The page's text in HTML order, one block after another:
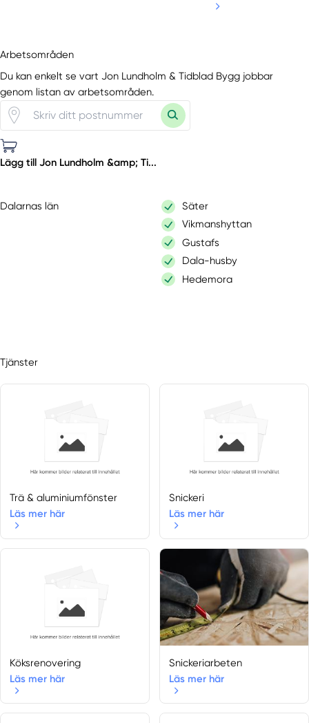
Arbetsområden
Du kan enkelt se vart Jon Lundholm & Tidblad Bygg jobbar
genom listan av arbetsområden.
Lägg till Jon Lundholm &amp; Ti...
Dalarnas län
Säter
Vikmanshyttan
Gustafs
Dala-husby
Hedemora
Tjänster
Trä & aluminiumfönster
Läs mer här
Snickeri
Läs mer här
Köksrenovering
Läs mer här
Snickeriarbeten
Läs mer här